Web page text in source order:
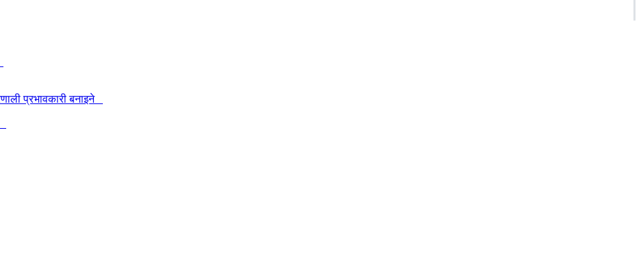
प्रभावकारी बनाइने